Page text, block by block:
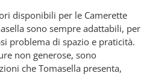
disponibili per le Camerette
sono sempre adattabili, per
problema di spazio e praticità.
non generose, sono
che Tomasella presenta,